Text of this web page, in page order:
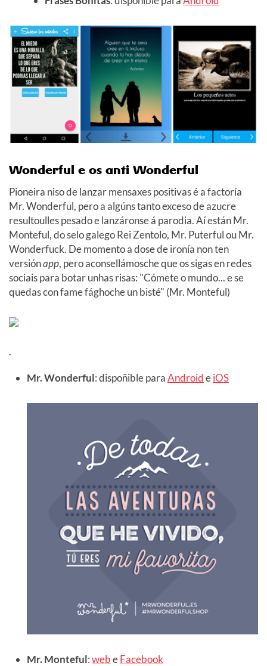
Wonderful e os anti Wonderful
Pioneira niso de lanzar mensaxes positivas é a factoría
Mr. Wonderful, pero a algúns tanto exceso de azucre
resultoulles pesado e lanzáronse á parodia. Aí están Mr.
Monteful, do selo galego Rei Zentolo, Mr. Puterful ou Mr.
Wonderfuck. De momento a dose de ironía non ten
versiónapp, pero aconsellámosche que os sigas en redes
sociais para botar unhas risas: "Cómete o mundo... e se
quedas con fame fághoche un bisté" (Mr. Monteful)
.
Mr. Wonderful: dispoñible paraAndroideiOS
Mr. Monteful:webeFacebook